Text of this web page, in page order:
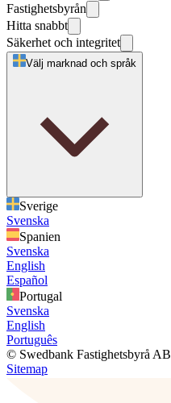
Fastighetsbyrån
Hitta snabbt
Säkerhet och integritet
Välj marknad och språk
Sverige
Svenska
Spanien
Svenska
English
Español
Portugal
Svenska
English
Português
© Swedbank Fastighetsbyrå AB
Sitemap